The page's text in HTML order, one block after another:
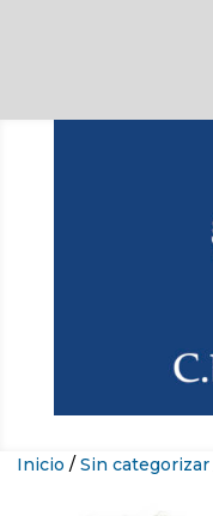
Inicio / Sin categorizar